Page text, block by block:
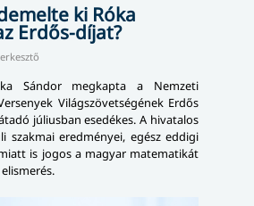
ki Róka
Erdős-díjat?
Sándor megkapta a Nemzeti
Világszövetségének Erdős
júliusban esedékes. A hivatalos
szakmai eredményei, egész eddigi
is jogos a magyar matematikát